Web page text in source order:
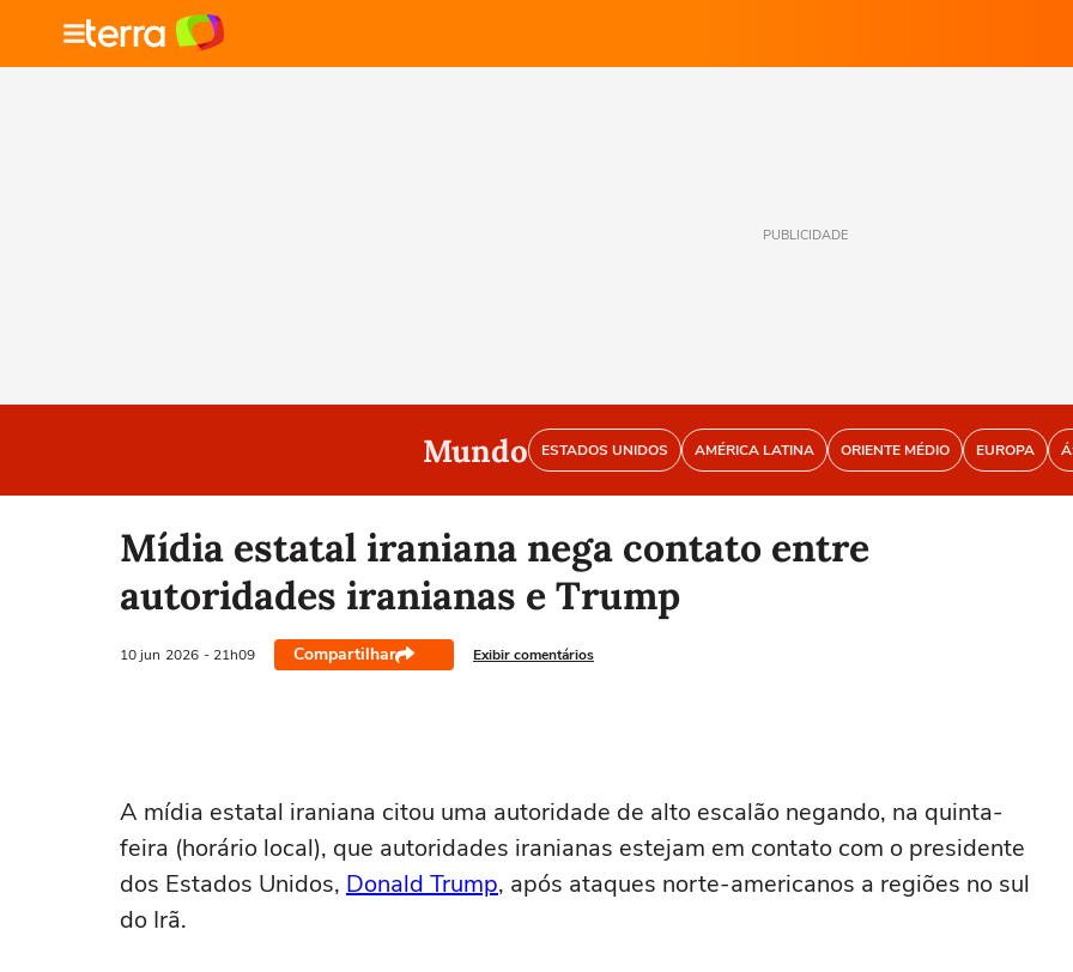
PUBLICIDADE
Mundo ESTADOS UNIDOS AMÉRICA LATINA ORIENTE MÉDIO EUROPA
Mídia estatal iraniana nega contato entre
autoridades iranianas e Trump
10 jun 2026 - 21h09 Compartilhar Exibir comentários
‌A mídia estatal iraniana citou uma autoridade de alto escalão ⁠negando, na ‌quinta-
feira (horário local), que autoridades ‌iranianas estejam ‌em ⁠contato com o presidente
dos Estados Unidos, Donald Trump, após ‌ataques norte-americanos ‌a ⁠regiões ⁠no sul
⁠do Irã.